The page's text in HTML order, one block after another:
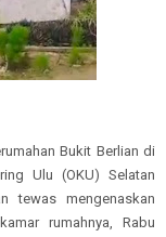
Bukit Berlian di
Ulu (OKU) Selatan
tewas mengenaskan
rumahnya, Rabu